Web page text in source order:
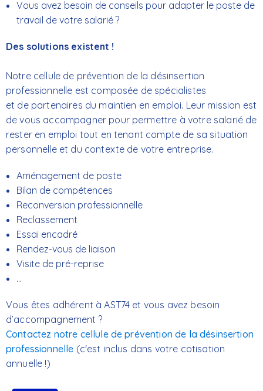
Vous avez besoin de conseils pour adapter le poste de
travail de votre salarié ?
Des solutions existent !
Notre cellule de prévention de la désinsertion
professionnelle est composée de spécialistes
et de partenaires du maintien en emploi. Leur mission est
de vous accompagner pour permettre à votre salarié de
rester en emploi tout en tenant compte de sa situation
personnelle et du contexte de votre entreprise.
Aménagement de poste
Bilan de compétences
Reconversion professionnelle
Reclassement
Essai encadré
Rendez-vous de liaison
Visite de pré-reprise
...
Vous êtes adhérent à AST74 et vous avez besoin
d’accompagnement ?
Contactez notre cellule de prévention de la désinsertion
professionnelle (c'est inclus dans votre cotisation
annuelle !)